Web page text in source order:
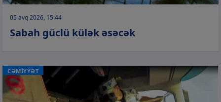
05 avq 2026, 15:44
Sabah güclü külək əsəcək
CƏMİYYƏT